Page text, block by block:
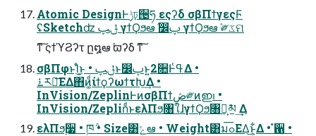
Atomic DesignͰݱঢ়੔ཧ εςʔδ σβΠϯγεςϜ
ʢSketchʣ ݪࢠ γϯϘϧఆٛ ෼ࢠ γϯϘϧఆٛ ༗ػମ
ͳ͠ ςϯϓϨʔτ ը໘ఆٛ ϖʔδ ͳ͠
σβΠφͱܾΊͨ͜ͱ • ݪࢠͱ෼ࢠͱ͍͏2૚Ͱߟ͑Δ •
࠶ར༻͞ΕΔ΋ͷ͚ͩίϯϙʔωϯτԽ͢Δ •
InVision/ZeplinͰͷσβΠϯڞ༗ͷഇࢭ •
InVision/ZeplinͩͱελΠϧ৘ใɺγϯϘϧ৘ใ͕ܽམ ͢Δ
ελΠϧ࣮૷ • ཁ݅ • Size͸ݻఆ • Weight͸มߋ͞ΕΔ͜ͱ͕͋Δ • ํ਑ •